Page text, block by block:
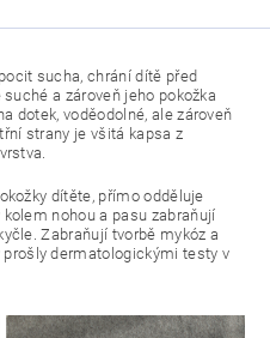
sucha, chrání dítě před
a zároveň jeho pokožka
dotek, voděodolné, ale zároveň
strany je všitá kapsa z
dítěte, přímo odděluje
nohou a pasu zabraňují
Zabraňují tvorbě mykóz a
dermatologickými testy v